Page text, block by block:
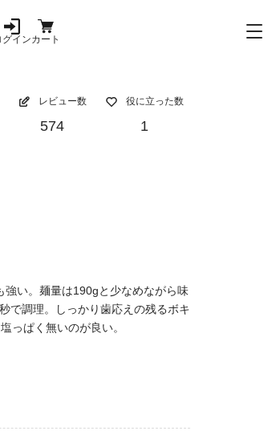
グインカート
レビュー数
574
役に立った数
1
い。麺量は190gと少なめながら味
で調理。しっかり歯応えの残るボキ
っぱく無いのが良い。